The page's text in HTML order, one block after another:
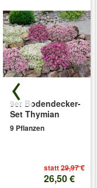
9er Bodendecker-
Set Thymian
9 Pflanzen
statt29,97 €
26,50 €